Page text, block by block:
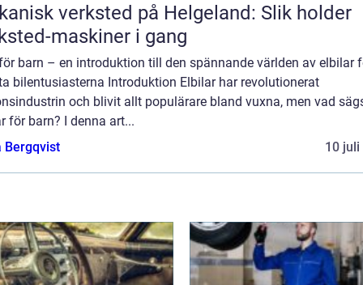
verksted på Helgeland: Slik holder
maskiner i gang
barn – en introduktion till den spännande världen av elbilar
bilentusiasterna Introduktion Elbilar har revolutionerat
och blivit allt populärare bland vuxna, men vad
för barn? I denna art...
Bergqvist
10 juli